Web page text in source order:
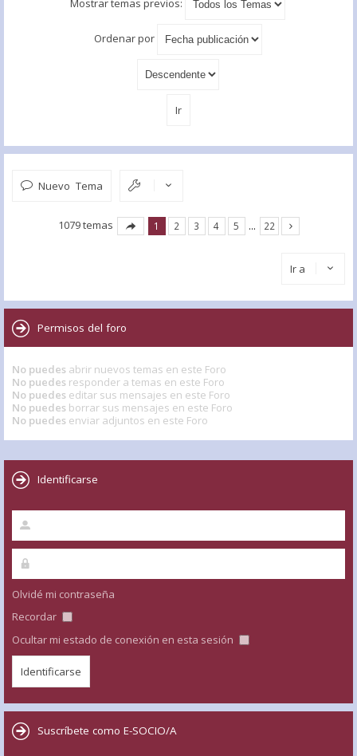
Mostrar temas previos:
Ordenar por
Nuevo Tema
1079 temas 1 2 3 4 5 … 22
Ir a
Permisos del foro
No puedes abrir nuevos temas en este Foro
No puedes responder a temas en este Foro
No puedes editar sus mensajes en este Foro
No puedes borrar sus mensajes en este Foro
No puedes enviar adjuntos en este Foro
Identificarse
Olvidé mi contraseña
Recordar
Ocultar mi estado de conexión en esta sesión
Suscríbete como E-SOCIO/A